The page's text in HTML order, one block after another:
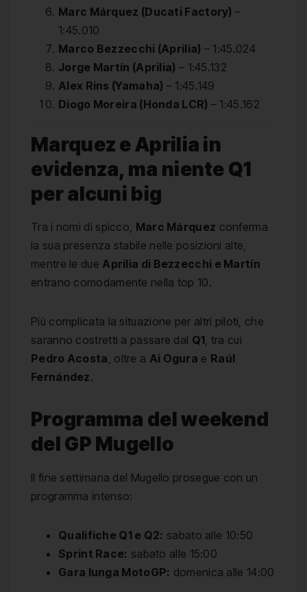
Marc Márquez (Ducati Factory) –
1:45.010
Marco Bezzecchi (Aprilia) – 1:45.024
Jorge Martín (Aprilia) – 1:45.132
Alex Rins (Yamaha) – 1:45.149
Diogo Moreira (Honda LCR) – 1:45.162
Marquez e Aprilia in
evidenza, ma niente Q1
per alcuni big
Tra i nomi di spicco, Marc Márquez conferma
la sua presenza stabile nelle posizioni alte,
mentre le due Aprilia di Bezzecchi e Martín
entrano comodamente nella top 10.
Più complicata la situazione per altri piloti, che
saranno costretti a passare dal Q1, tra cui
Pedro Acosta, oltre a Ai Ogura e Raúl
Fernández.
Programma del weekend
del GP Mugello
Il fine settimana del Mugello prosegue con un
programma intenso:
Qualifiche Q1 e Q2: sabato alle 10:50
Sprint Race: sabato alle 15:00
Gara lunga MotoGP: domenica alle 14:00